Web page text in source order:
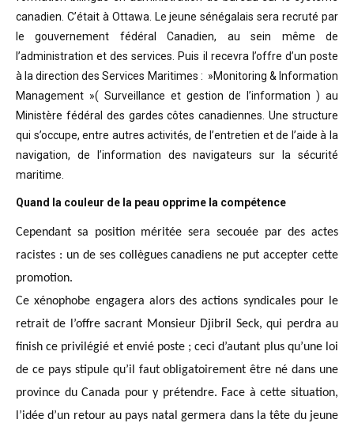
canadien. C’était à Ottawa. Le jeune sénégalais sera recruté par
le gouvernement fédéral Canadien, au sein même de
l’administration et des services. Puis il recevra l’offre d’un poste
à la direction des Services Maritimes : »Monitoring & Information
Management »( Surveillance et gestion de l’information ) au
Ministère fédéral des gardes côtes canadiennes. Une structure
qui s’occupe, entre autres activités, de l’entretien et de l’aide à la
navigation, de l’information des navigateurs sur la sécurité
maritime.
Quand la couleur de la peau opprime la compétence
Cependant sa position méritée sera secouée par des actes
racistes : un de ses collègues canadiens ne put accepter cette
promotion.
Ce xénophobe engagera alors des actions syndicales pour le
retrait de l’offre sacrant Monsieur Djibril Seck, qui perdra au
finish ce privilégié et envié poste ; ceci d’autant plus qu’une loi
de ce pays stipule qu’il faut obligatoirement être né dans une
province du Canada pour y prétendre. Face à cette situation,
l’idée d’un retour au pays natal germera dans la tête du jeune